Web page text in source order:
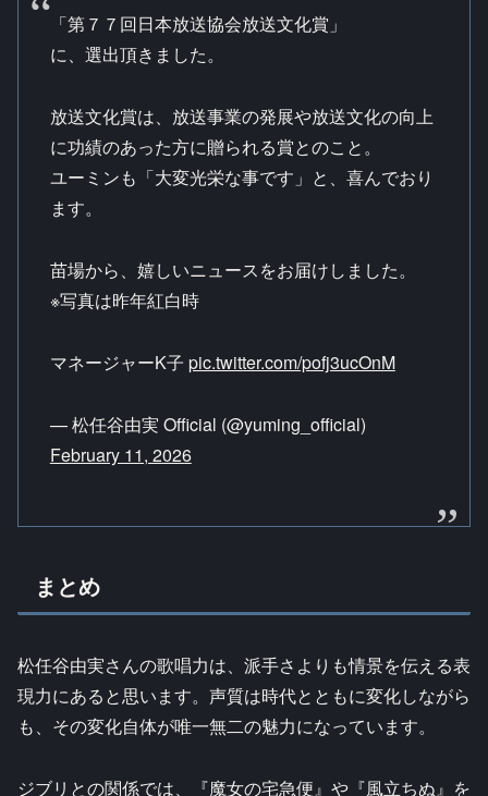
「第７７回日本放送協会放送文化賞」
に、選出頂きました。
放送文化賞は、放送事業の発展や放送文化の向上
に功績のあった方に贈られる賞とのこと。
ユーミンも「大変光栄な事です」と、喜んでおり
ます。
苗場から、嬉しいニュースをお届けしました。
※写真は昨年紅白時
マネージャーK子 pic.twitter.com/pofj3ucOnM
— 松任谷由実 Official (@yuming_official)
February 11, 2026
まとめ
松任谷由実さんの歌唱力は、派手さよりも情景を伝える表
現力にあると思います。声質は時代とともに変化しながら
も、その変化自体が唯一無二の魅力になっています。
ジブリとの関係では、『魔女の宅急便』や『風立ちぬ』を